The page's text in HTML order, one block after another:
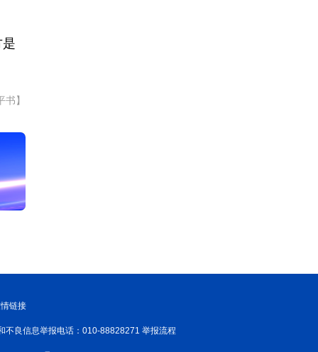
书】
链接
不良信息举报电话：010-88828271 举报流程